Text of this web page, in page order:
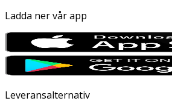
Ladda ner vår app
Leveransalternativ